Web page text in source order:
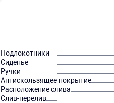
Подлокотники
Сиденье
Ручки
Антискользящее покрытие
Расположение слива
Слив-перелив